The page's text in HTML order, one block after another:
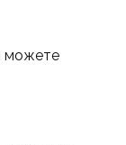
можете